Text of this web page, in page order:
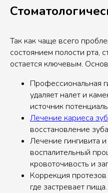
Так как чаще всего
состоянием полости рта,
остается ключевым.
Профессиональная
удаляет налет и
источник
Лечение кариеса
восстановление
Лечение гингивита
воспалительный
кровоточивость и
Коррекция
где застревает пища.